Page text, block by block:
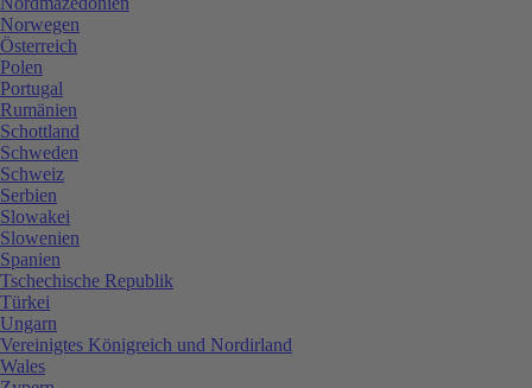
Norwegen
Österreich
Polen
Portugal
Rumänien
Schottland
Schweden
Schweiz
Serbien
Slowakei
Slowenien
Spanien
Tschechische Republik
Türkei
Ungarn
Vereinigtes Königreich und Nordirland
Wales